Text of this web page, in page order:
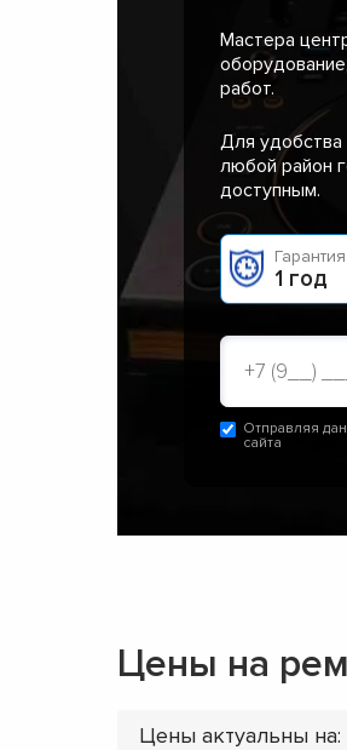
Мастера
работ.
Для удобства
любой район
доступным.
1 год
Отправляя
сайта
Цены на
Цены актуальны на: